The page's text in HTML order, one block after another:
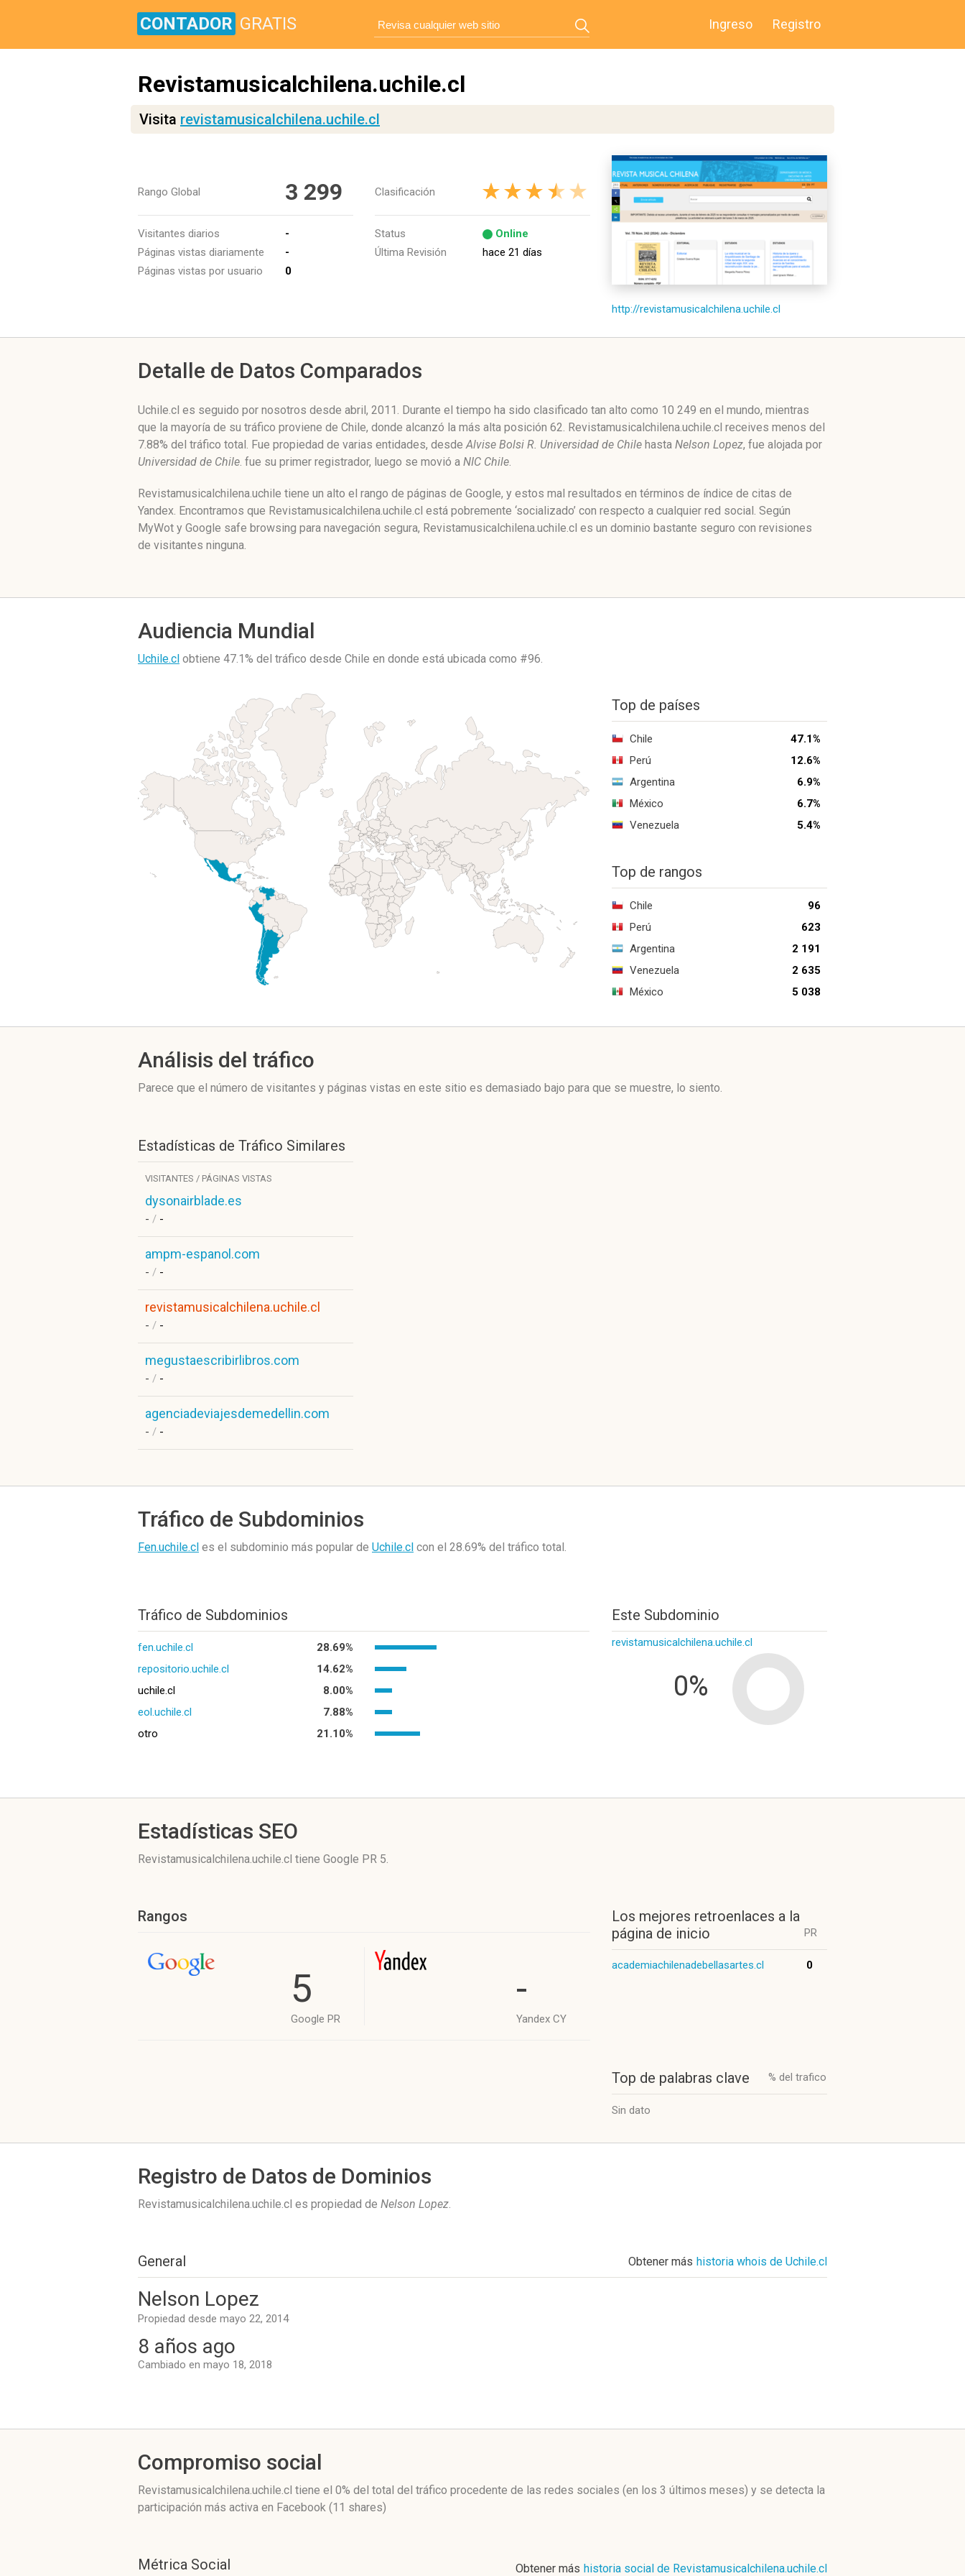
CONTADOR GRATIS Ingreso Registro
Revistamusicalchilena.uchile.cl
Visita revistamusicalchilena.uchile.cl
Rango Global 3 299
Visitantes diarios
-
Páginas vistas diariamente
-
Páginas vistas por usuario
0
Clasificación
Status
Online
Última Revisión
hace 21 días
http://revistamusicalchilena.uchile.cl
Detalle de Datos Comparados
Uchile.cl es seguido por nosotros desde abril, 2011. Durante el tiempo ha sido clasificado tan alto como 10 249 en el mundo, mientras
que la mayoría de su tráfico proviene de Chile, donde alcanzó la más alta posición 62. Revistamusicalchilena.uchile.cl receives menos del
7.88% del tráfico total. Fue propiedad de varias entidades, desdeAlvise Bolsi R. Universidad de Chile hasta Nelson Lopez, fue alojada por
Universidad de Chile. fue su primer registrador, luego se movió a NIC Chile.
Revistamusicalchilena.uchile tiene un alto el rango de páginas de Google, y estos mal resultados en términos de índice de citas de
Yandex. Encontramos que Revistamusicalchilena.uchile.cl está pobremente ‘socializado’ con respecto a cualquier red social. Según
MyWot y Google safe browsing para navegación segura, Revistamusicalchilena.uchile.cl es un dominio bastante seguro con revisiones
de visitantes ninguna.
Audiencia Mundial
Uchile.cl obtiene 47.1% del tráfico desde Chile en donde está ubicada como #96.
Top de países
Chile
47.1%
Perú
12.6%
Argentina
6.9%
México
6.7%
Venezuela
5.4%
Top de rangos
Chile
96
Perú
623
Argentina
2 191
Venezuela
2 635
México
5 038
Análisis del tráfico
Parece que el número de visitantes y páginas vistas en este sitio es demasiado bajo para que se muestre, lo siento.
Estadísticas de Tráfico Similares
VISITANTES / PÁGINAS VISTAS
dysonairblade.es
- / -
ampm-espanol.com
- / -
revistamusicalchilena.uchile.cl
- / -
megustaescribirlibros.com
- / -
agenciadeviajesdemedellin.com
- / -
Tráfico de Subdominios
Fen.uchile.cl es el subdominio más popular de Uchile.cl con el 28.69% del tráfico total.
Tráfico de Subdominios
fen.uchile.cl
28.69%
repositorio.uchile.cl
14.62%
uchile.cl
8.00%
eol.uchile.cl
7.88%
otro
21.10%
Este Subdominio
revistamusicalchilena.uchile.cl
0%
Estadísticas SEO
Revistamusicalchilena.uchile.cl tiene Google PR 5.
Rangos
5
Google PR
-
Yandex CY
Los mejores retroenlaces a la
página de inicio
PR
academiachilenadebellasartes.cl 0
Top de palabras clave % del trafico
Sin dato
Registro de Datos de Dominios
Revistamusicalchilena.uchile.cl es propiedad de Nelson Lopez.
General Obtener más historia whois de Uchile.cl
Nelson Lopez
Propiedad desde mayo 22, 2014
8 años ago
Cambiado en mayo 18, 2018
Compromiso social
Revistamusicalchilena.uchile.cl tiene el 0% del total del tráfico procedente de las redes sociales (en los 3 últimos meses) y se detecta la
participación más activa en Facebook (11 shares)
Métrica Social Obtener más historia social de Revistamusicalchilena.uchile.cl